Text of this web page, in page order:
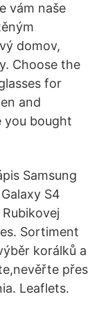
vám naše
domov,
Choose the
for
and
you bought
Samsung
S4
Sortiment
korálků a
přes
Leaflets.